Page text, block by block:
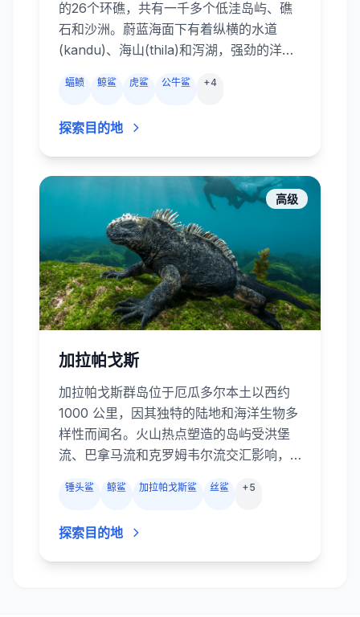
的26个环礁，共有一千多个低洼岛屿、礁
石和沙洲。蔚蓝海面下有着纵横的水道
(kandu)、海山(thila)和泻湖，强劲的洋流
营养。蝠鲼、鲸鲨、礁鲨、杰克风暴、海
潜水中心会探索中部环礁的 Okobe
Thila、Kandooma Thila 等暗礁，芭环礁
和亚里环礁的蝠鲼清洁站，以及深南部富
瓦穆拉环礁的鲨鱼通道。潜水形式从平缓
的珊瑚坡到紧张刺激的强流通道，堪称大
型远洋生物的乐园。
蝠鲼 鲸鲨 虎鲨 公牛鲨 +4
探索目的地
高级
加拉帕戈斯
加拉帕戈斯群岛位于厄瓜多尔本土以西约
1000 公里，因其独特的陆地和海洋生物多
样性而闻名。火山热点塑造的岛屿受洪堡
流、巴拿马流和克罗姆韦尔流交汇影响，
宿向北驶往达尔文岛和沃尔夫岛，成群结
斯鲨在峭壁边巡游；其他潜点则有远洋蝠
鲼、鲸鲨、海豚、海鬣蜥、企鹅和活泼的
锤头鲨 鲸鲨 加拉帕戈斯鲨 丝鲨 +5
探索目的地